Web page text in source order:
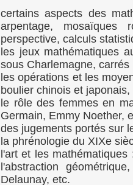
certains aspects des
arpentage, mosaïques
perspective, calculs
les jeux mathématiques
sous Charlemagne,
les opérations et les
boulier chinois et
le rôle des femmes en
Germain, Emmy Noether,
des jugements portés sur
la phrénologie du XIXe
l'art et les
l'abstraction
Delaunay, etc.